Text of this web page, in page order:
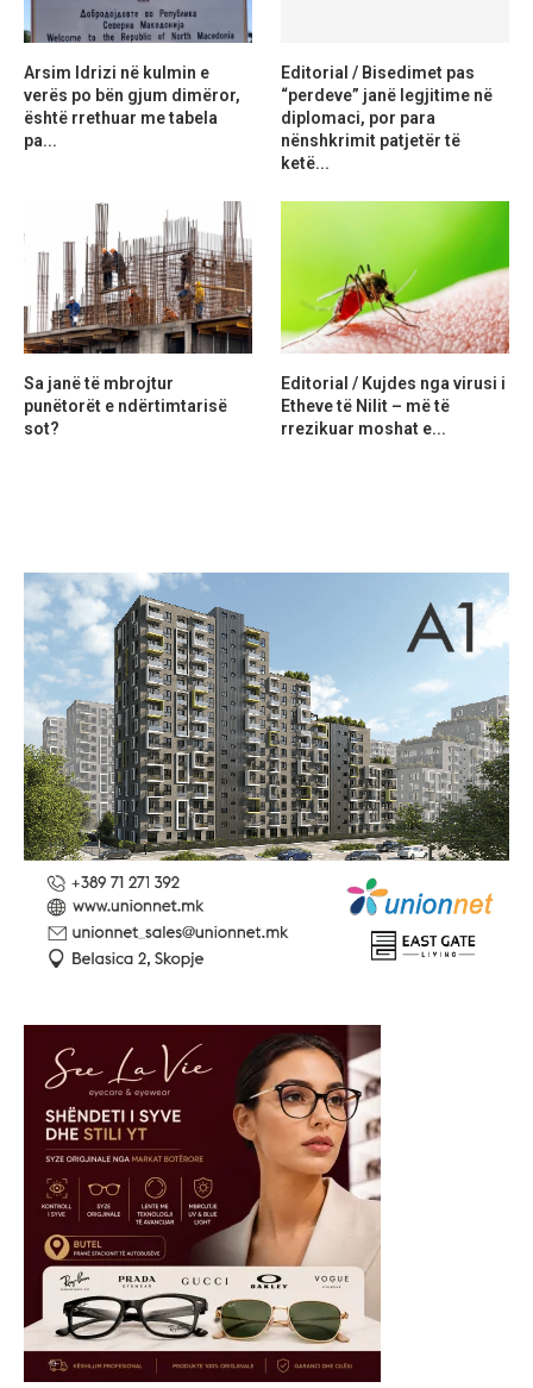
Arsim Idrizi në kulmin e
verës po bën gjum dimëror,
është rrethuar me tabela
pa...
Editorial / Bisedimet pas
“perdeve” janë legjitime në
diplomaci, por para
nënshkrimit patjetër të
ketë...
Sa janë të mbrojtur
punëtorët e ndërtimtarisë
sot?
Editorial / Kujdes nga virusi i
Etheve të Nilit – më të
rrezikuar moshat e...